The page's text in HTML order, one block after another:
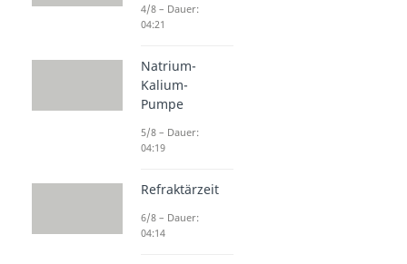
4/8 – Dauer:
04:21
Natrium-
Kalium-
Pumpe
5/8 – Dauer:
04:19
Refraktärzeit
6/8 – Dauer:
04:14